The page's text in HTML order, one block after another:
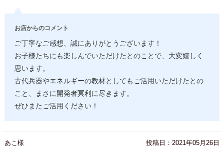
お店からのコメント
ご丁寧なご感想、誠にありがとうございます！
お子様たちにも楽しんでいただけたとのことで、大変嬉しく
思います。
古代兵器やエネルギーの教材としてもご活用いただけたとの
こと、まさに開発者冥利に尽きます。
ぜひまたご活用ください！
あこ様 投稿日： 2021年05月26日